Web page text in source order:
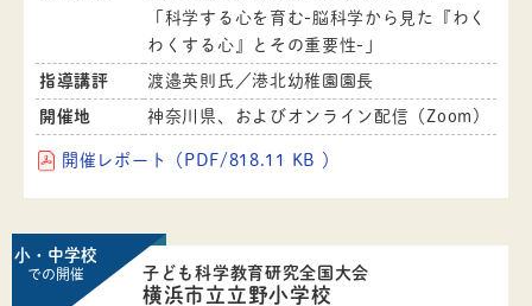
「科学する心を育む-脳科学から見た『わく
わくする心』とその重要性-」
指導講評 渡邉英則氏／港北幼稚園園長
開催地 神奈川県、およびオンライン配信（Zoom)
開催レポート（PDF/818.11 KB ）
小・中学校
での開催 子ども科学教育研究全国大会
横浜市立立野小学校